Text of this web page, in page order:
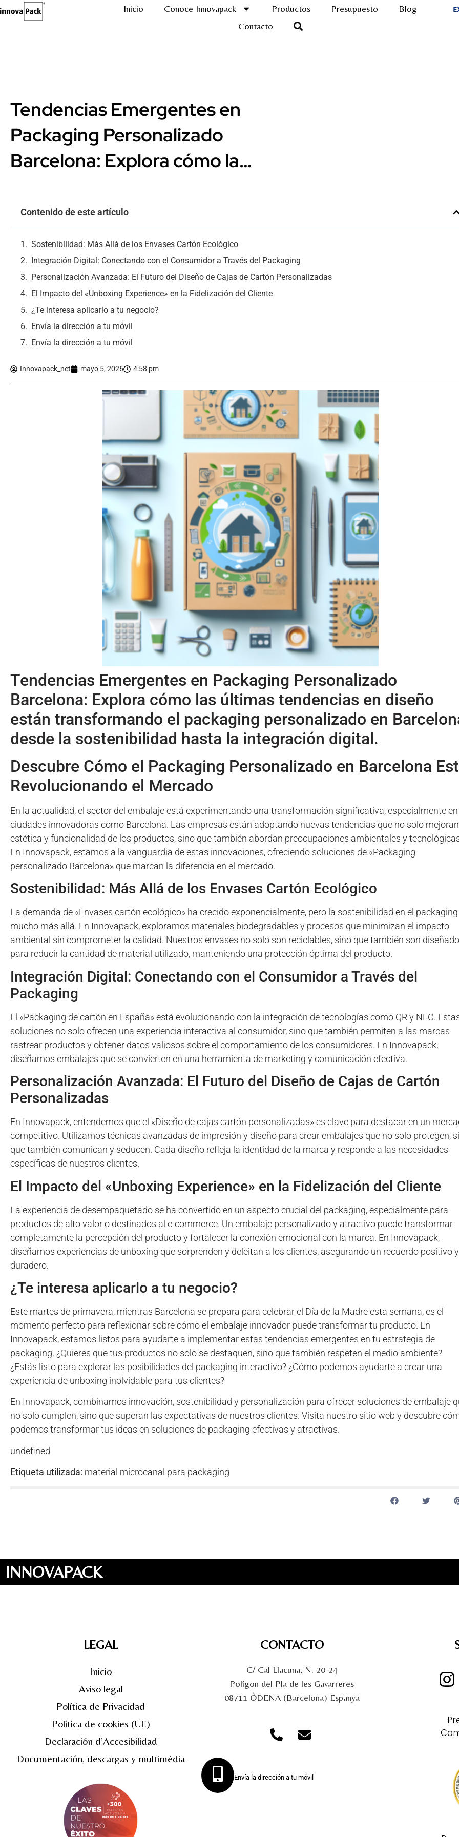
Inicio Conoce Innovapack Productos Presupuesto
Blog
Contacto
Tendencias Emergentes en
Packaging Personalizado
Barcelona: Explora cómo la…
Contenido de este artículo
Sostenibilidad: Más Allá de los Envases Cartón Ecológico
Integración Digital: Conectando con el Consumidor a Través del Packaging
Personalización Avanzada: El Futuro del Diseño de Cajas de Cartón Personalizadas
El Impacto del «Unboxing Experience» en la Fidelización del Cliente
¿Te interesa aplicarlo a tu negocio?
Envía la dirección a tu móvil
Envía la dirección a tu móvil
Innovapack_net mayo 5, 2026 4:58 pm
Tendencias Emergentes en Packaging Personalizado
Barcelona: Explora cómo las últimas tendencias en diseño
están transformando el packaging personalizado en
desde la sostenibilidad hasta la integración digital.
Descubre Cómo el Packaging Personalizado en Barcelona
Revolucionando el Mercado
En la actualidad, el sector del embalaje está experimentando una transformación significativa, especialmente en
ciudades innovadoras como Barcelona. Las empresas están adoptando nuevas tendencias que no solo
estética y funcionalidad de los productos, sino que también abordan preocupaciones ambientales y
En Innovapack, estamos a la vanguardia de estas innovaciones, ofreciendo soluciones de «Packaging
personalizado Barcelona» que marcan la diferencia en el mercado.
Sostenibilidad: Más Allá de los Envases Cartón Ecológico
La demanda de «Envases cartón ecológico» ha crecido exponencialmente, pero la sostenibilidad en el
mucho más allá. En Innovapack, exploramos materiales biodegradables y procesos que minimizan el impacto
ambiental sin comprometer la calidad. Nuestros envases no solo son reciclables, sino que también son
para reducir la cantidad de material utilizado, manteniendo una protección óptima del producto.
Integración Digital: Conectando con el Consumidor a Través del
Packaging
El «Packaging de cartón en España» está evolucionando con la integración de tecnologías como QR y NFC.
soluciones no solo ofrecen una experiencia interactiva al consumidor, sino que también permiten a las marcas
rastrear productos y obtener datos valiosos sobre el comportamiento de los consumidores. En Innovapack,
diseñamos embalajes que se convierten en una herramienta de marketing y comunicación efectiva.
Personalización Avanzada: El Futuro del Diseño de Cajas de Cartón
Personalizadas
En Innovapack, entendemos que el «Diseño de cajas cartón personalizadas» es clave para destacar en un
competitivo. Utilizamos técnicas avanzadas de impresión y diseño para crear embalajes que no solo protegen,
que también comunican y seducen. Cada diseño refleja la identidad de la marca y responde a las necesidades
específicas de nuestros clientes.
El Impacto del «Unboxing Experience» en la Fidelización del Cliente
La experiencia de desempaquetado se ha convertido en un aspecto crucial del packaging, especialmente para
productos de alto valor o destinados al e-commerce. Un embalaje personalizado y atractivo puede transformar
completamente la percepción del producto y fortalecer la conexión emocional con la marca. En Innovapack,
diseñamos experiencias de unboxing que sorprenden y deleitan a los clientes, asegurando un recuerdo positivo y
duradero.
¿Te interesa aplicarlo a tu negocio?
Este martes de primavera, mientras Barcelona se prepara para celebrar el Día de la Madre esta semana, es el
momento perfecto para reflexionar sobre cómo el embalaje innovador puede transformar tu producto. En
Innovapack, estamos listos para ayudarte a implementar estas tendencias emergentes en tu estrategia de
packaging. ¿Quieres que tus productos no solo se destaquen, sino que también respeten el medio ambiente?
¿Estás listo para explorar las posibilidades del packaging interactivo? ¿Cómo podemos ayudarte a crear una
experiencia de unboxing inolvidable para tus clientes?
En Innovapack, combinamos innovación, sostenibilidad y personalización para ofrecer soluciones de embalaje
no solo cumplen, sino que superan las expectativas de nuestros clientes. Visita nuestro sitio web y descubre
podemos transformar tus ideas en soluciones de packaging efectivas y atractivas.
undefined
Etiqueta utilizada: material microcanal para packaging
INNOVAPACK
LEGAL
Inicio
Aviso legal
Política de Privacidad
Política de cookies (UE)
Declaración d’Accesibilidad
Documentación, descargas y multimédia
CONTACTO
C/ Cal Llacuna, N. 20-24
Polígon del Pla de les Gavarreres
08711 ÒDENA (Barcelona) Espanya
Envía la dirección a tu móvil